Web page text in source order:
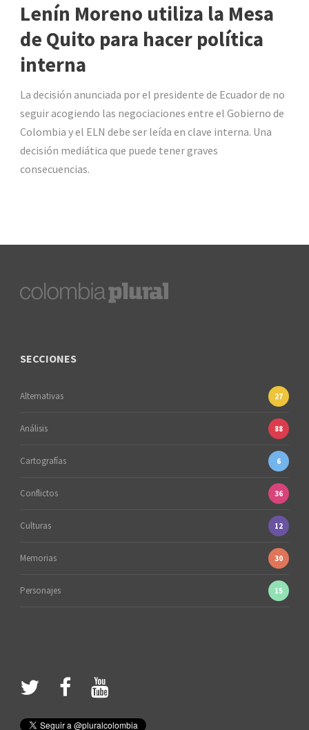
Lenín Moreno utiliza la Mesa
de Quito para hacer política
interna
La decisión anunciada por el presidente de Ecuador de no
seguir acogiendo las negociaciones entre el Gobierno de
Colombia y el ELN debe ser leída en clave interna. Una
decisión mediática que puede tener graves
consecuencias.
SECCIONES
Alternativas 27
Análisis 88
Cartografías 6
Conflictos 36
Culturas 12
Memorias 30
Personajes 15